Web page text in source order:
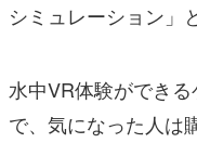
シミュレーション」
水中VR体験ができ
で、気になった人は